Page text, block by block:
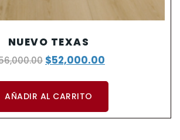
NUEVO TEXAS
$52,000.00
AÑADIR AL CARRITO